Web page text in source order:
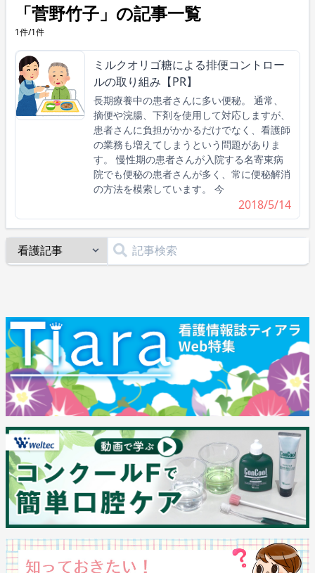
「菅野竹子」の記事一覧
1件/1件
ミルクオリゴ糖による排便コントロー
ルの取り組み【PR】
長期療養中の患者さんに多い便秘。 通常、
摘便や浣腸、下剤を使用して対応しますが、
患者さんに負担がかかるだけでなく、看護師
の業務も増えてしまうという問題がありま
す。 慢性期の患者さんが入院する名寄東病
院でも便秘の患者さんが多く、常に便秘解消
の方法を模索しています。 今
2018/5/14